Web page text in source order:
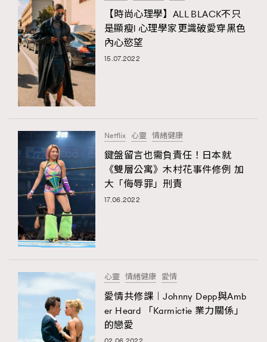
【時尚心理學】ALL BLACK不只
是顯瘦l 心理學家更識破愛穿黑色
內心慾望
15.07.2022
Netflix 心靈 情緒健康
鍵盤留言也需負責任！日本就
《雙層公寓》木村花事件修例 加
大「侮辱罪」刑責
17.06.2022
心靈 情緒健康 愛情
愛情共修課︱Johnny Depp與Amb
er Heard 「Karmictie 業力關係」
的戀愛